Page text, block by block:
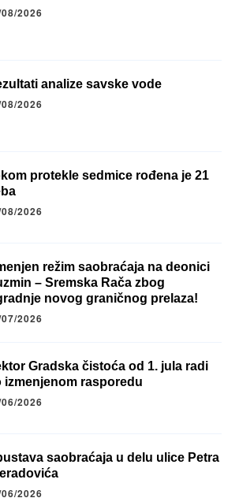
2026
analize savske vode
2026
protekle sedmice rođena je 21
2026
režim saobraćaja na deonici
– Sremska Rača zbog
novog graničnog prelaza!
2026
Gradska čistoća od 1. jula radi
izmenjenom rasporedu
2026
saobraćaja u delu ulice Petra
2026